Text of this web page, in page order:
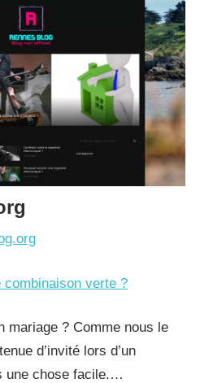
combinaison verte ?
mariage ? Comme nous le
d’invité lors d’un
une chose facile.…